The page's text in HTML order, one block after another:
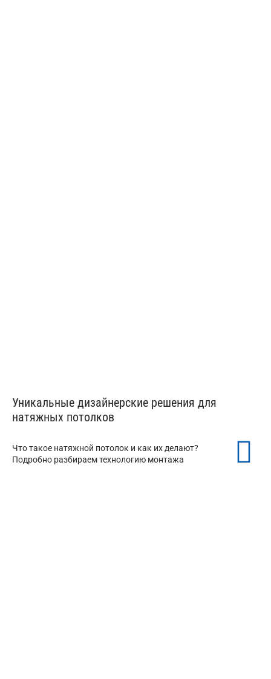
Уникальные дизайнерские решения для
натяжных потолков
Что такое натяжной потолок и как их делают?
Подробно разбираем технологию монтажа